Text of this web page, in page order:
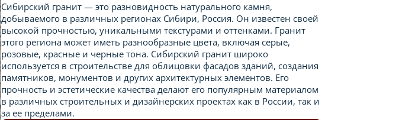
Сибирский гранит — это разновидность натурального камня,
добываемого в различных регионах Сибири, Россия. Он известен своей
высокой прочностью, уникальными текстурами и оттенками. Гранит
этого региона может иметь разнообразные цвета, включая серые,
розовые, красные и черные тона. Сибирский гранит широко
используется в строительстве для облицовки фасадов зданий, создания
памятников, монументов и других архитектурных элементов. Его
прочность и эстетические качества делают его популярным материалом
в различных строительных и дизайнерских проектах как в России, так и
за ее пределами.